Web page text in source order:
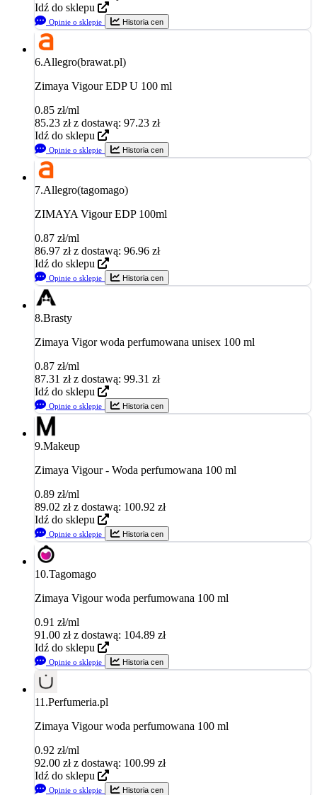
Idź do sklepu
Opinie o sklepie Historia cen
6.Allegro(brawat.pl)
Zimaya Vigour EDP U 100 ml
0.85 zł/ml
85.23 zł z dostawą: 97.23 zł
Idź do sklepu
Opinie o sklepie Historia cen
7.Allegro(tagomago)
ZIMAYA Vigour EDP 100ml
0.87 zł/ml
86.97 zł z dostawą: 96.96 zł
Idź do sklepu
Opinie o sklepie Historia cen
8.Brasty
Zimaya Vigor woda perfumowana unisex 100 ml
0.87 zł/ml
87.31 zł z dostawą: 99.31 zł
Idź do sklepu
Opinie o sklepie Historia cen
9.Makeup
Zimaya Vigour - Woda perfumowana 100 ml
0.89 zł/ml
89.02 zł z dostawą: 100.92 zł
Idź do sklepu
Opinie o sklepie Historia cen
10.Tagomago
Zimaya Vigour woda perfumowana 100 ml
0.91 zł/ml
91.00 zł z dostawą: 104.89 zł
Idź do sklepu
Opinie o sklepie Historia cen
11.Perfumeria.pl
Zimaya Vigour woda perfumowana 100 ml
0.92 zł/ml
92.00 zł z dostawą: 100.99 zł
Idź do sklepu
Opinie o sklepie Historia cen